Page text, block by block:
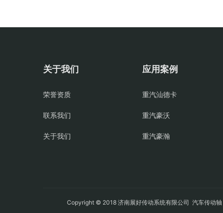
关于我们
荣誉资质
联系我们
关于我们
应用案例
重汽汕德卡
重汽豪沃
重汽豪瀚
Copyright © 2018 济南展好传动系统有限公司 汽车传动轴